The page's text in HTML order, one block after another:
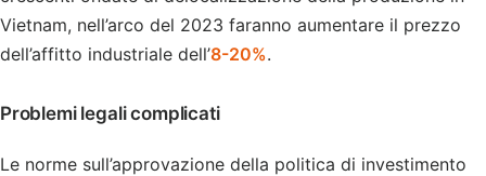
Vietnam, nell’arco del 2023 faranno aumentare il prezzo
dell’affitto industriale dell’8-20%.
Problemi legali complicati
Le norme sull’approvazione della politica di investimento